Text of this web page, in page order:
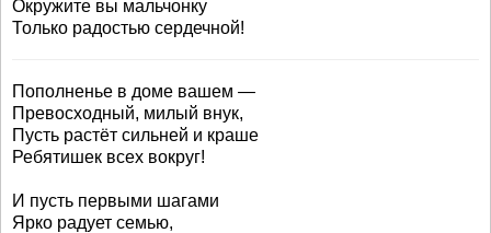
Окружите вы мальчонку
Только радостью сердечной!
Пополненье в доме вашем —
Превосходный, милый внук,
Пусть растёт сильней и краше
Ребятишек всех вокруг!
И пусть первыми шагами
Ярко радует семью,